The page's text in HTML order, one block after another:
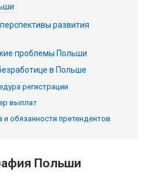
развития
проблемы Польши
в Польше
регистрации
выплат
и обязанности претендентов
Польши